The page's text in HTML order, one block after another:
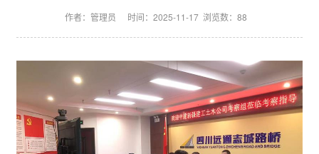
作者：管理员 时间：2025-11-17 浏览数： 88